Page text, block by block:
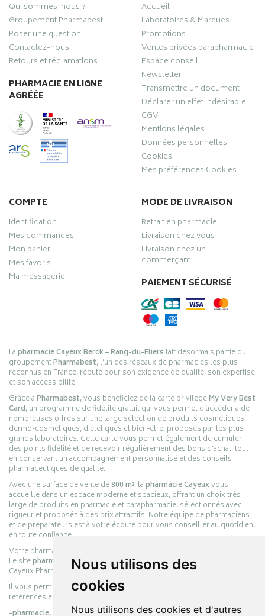
Nous utilisons des
cookies
Nous utilisons des cookies et d'autres
Qui sommes-nous ?
Groupement Pharmabest
Poser une question
Contactez-nous
Retours et réclamations
PHARMACIE EN LIGNE
AGRÉÉE
Accueil
Laboratoires & Marques
Promotions
Ventes privées parapharmacie
Espace conseil
Newsletter
Transmettre un document
Déclarer un effet indésirable
CGV
Mentions légales
Données personnelles
Cookies
Mes préférences Cookies
COMPTE
Identification
Mes commandes
Mon panier
Mes favoris
Ma messagerie
MODE DE LIVRAISON
Retrait en pharmacie
Livraison chez vous
Livraison chez un
commerçant
PAIEMENT SÉCURISÉ
Lapharmacie Cayeux Berck – Rang-du-Fliersfait désormais partie du
groupementPharmabest, l’un des réseaux de pharmacies les plus
reconnus en France, réputé pour son exigence de qualité, son expertise
et son accessibilité.
Grâce àPharmabest, vous bénéficiez de la carte privilègeMy Very Best
Card, un programme de fidélité gratuit qui vous permet d’accéder à de
nombreuses offres sur une large sélection de produits cosmétiques,
dermo-cosmétiques, diététiques et bien-être, proposés par les plus
grands laboratoires. Cette carte vous permet également de cumuler
des points fidélité et de recevoir régulièrement des bons d’achat, tout
en conservant un accompagnement personnalisé et des conseils
pharmaceutiques de qualité.
Avec une surface de vente de800 m², lapharmacie Cayeuxvous
accueille dans un espace moderne et spacieux, offrant un choix très
large de produits en pharmacie et parapharmacie, sélectionnés avec
rigueur et proposés à des prix attractifs. Notre équipe de pharmaciens
et de préparateurs est à votre écoute pour vous conseiller au quotidien,
en toute confiance.
Votre pharmacie en ligne :
Le sitepharmacie-cayeux.frest le prolongement digital de la pharmacie
Cayeux Pharmabest Berck-sur-Mer – Rang-du-Fliers.
Il vous permet de réaliser vos achats en ligne parmi des milliers de
références en :